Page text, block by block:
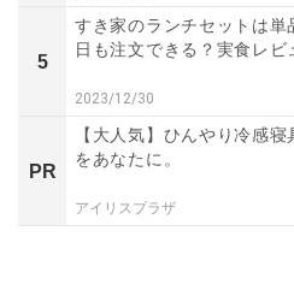
5
すき家のランチセットは単
日も注文できる？実食レビ
2023/12/30
PR
【大人気】ひんやり冷感
をあなたに。
アイリスプラザ